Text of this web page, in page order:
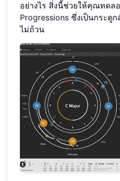
อย่างไร สิ่งนี้ช่วยให้คุณทดล
Progressions ซึ่งเป็นกระดู
ไม่ถ้วน